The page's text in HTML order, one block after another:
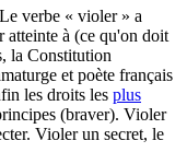
verbe « violer » a
à (ce qu'on doit
la Constitution
et poète français
les droits les plus
(braver). Violer
Violer un secret, le